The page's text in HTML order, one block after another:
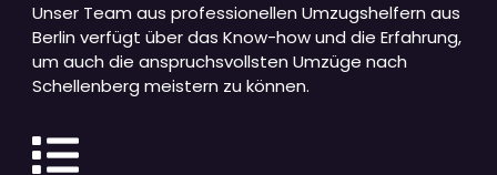
Unser Team aus professionellen Umzugshelfern aus
Berlin verfügt über das Know-how und die Erfahrung,
um auch die anspruchsvollsten Umzüge nach
Schellenberg meistern zu können.